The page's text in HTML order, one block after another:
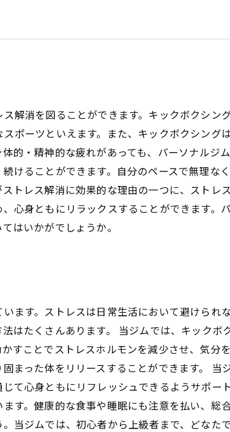
解消を図ることができます。キックボクシン
ポーツといえます。また、キックボクシン
的・精神的な疲れがあっても、パーソナルジ
けることができます。自分のペースで無理な
トレス解消に効果的な理由の一つに、ストレ
心身ともにリラックスすることができます。
はいかがでしょうか。
ます。ストレスは日常生活において避けられ
はたくさんあります。 当ジムでは、キック
すことでストレスホルモンを減少させ、気分
まった体をリリースすることができます。
て心身ともにリフレッシュできるようサポー
す。健康的な食事や睡眠にも注意を払い、総
当ジムでは、初心者から上級者まで、どなた